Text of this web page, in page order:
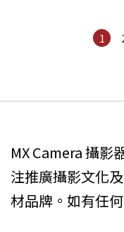
1
MX Camera 攝影
注推廣攝影文化
材品牌。如有任